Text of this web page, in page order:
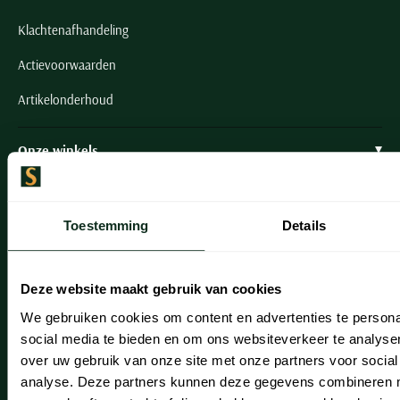
Toestemming Details
Deze website maakt gebruik van cookies
We gebruiken cookies om content en advertenties te
social media te bieden en om ons websiteverkeer te
over uw gebruik van onze site met onze partners voor
analyse. Deze partners kunnen deze gegevens combineren
Klachtenafhandeling
Actievoorwaarden
Artikelonderhoud
Onze winkels
Onze winkels
Heemstede
Leiderdorp
Noordwijk